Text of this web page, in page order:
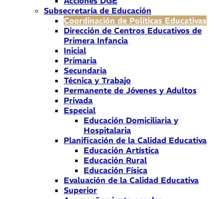
Subsecretaría de Educación
Coordinación de Políticas Educativas
Dirección de Centros Educativos de
Primera Infancia
Inicial
Primaria
Secundaria
Técnica y Trabajo
Permanente de Jóvenes y Adultos
Privada
Especial
Educación Domiciliaria y
Hospitalaria
Planificación de la Calidad Educativa
Educación Artística
Educación Rural
Educación Física
Evaluación de la Calidad Educativa
Superior